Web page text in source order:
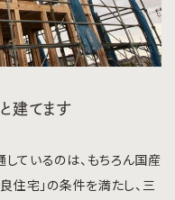
建てます
ているのは、もちろん国産
住宅」の条件を満たし、三